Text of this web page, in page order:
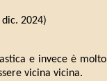
dic. 2024)
e invece è molto
vicina vicina.